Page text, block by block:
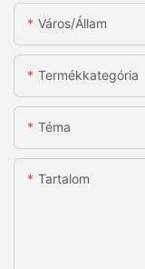
Város/állam
Termékkategória
Téma
Tartalom